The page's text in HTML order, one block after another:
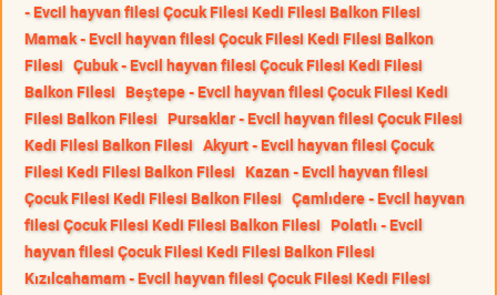
- Evcil hayvan filesi Çocuk Filesi Kedi Filesi Balkon Filesi
Mamak - Evcil hayvan filesi Çocuk Filesi Kedi Filesi Balkon
Filesi Çubuk - Evcil hayvan filesi Çocuk Filesi Kedi Filesi
Balkon Filesi Beştepe - Evcil hayvan filesi Çocuk Filesi Kedi
Filesi Balkon Filesi Pursaklar - Evcil hayvan filesi Çocuk Filesi
Kedi Filesi Balkon Filesi Akyurt - Evcil hayvan filesi Çocuk
Filesi Kedi Filesi Balkon Filesi Kazan - Evcil hayvan filesi
Çocuk Filesi Kedi Filesi Balkon Filesi Çamlıdere - Evcil hayvan
filesi Çocuk Filesi Kedi Filesi Balkon Filesi Polatlı - Evcil
hayvan filesi Çocuk Filesi Kedi Filesi Balkon Filesi
Kızılcahamam - Evcil hayvan filesi Çocuk Filesi Kedi Filesi